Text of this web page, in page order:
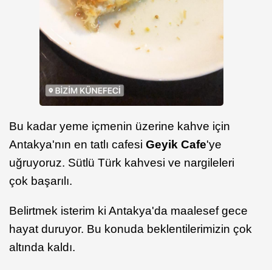
Bu kadar yeme içmenin üzerine kahve için
Antakya'nın en tatlı cafesi Geyik Cafe'ye
uğruyoruz. Sütlü Türk kahvesi ve nargileleri
çok başarılı.
Belirtmek isterim ki Antakya'da maalesef gece
hayat duruyor. Bu konuda beklentilerimizin çok
altında kaldı.